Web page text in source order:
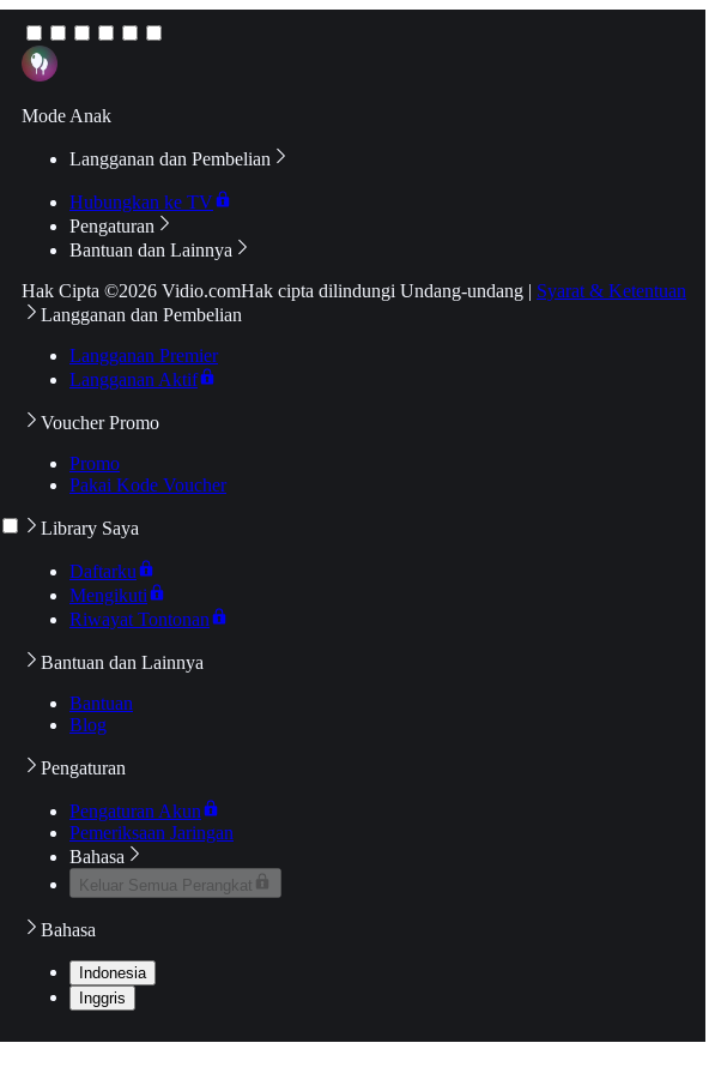
Mode Anak
Langganan dan Pembelian
Hubungkan ke TV
Pengaturan
Bantuan dan Lainnya
Hak Cipta ©2026 Vidio.comHak cipta dilindungi Undang-undang | Syarat & Ketentuan
Langganan dan Pembelian
Langganan Premier
Langganan Aktif
Voucher Promo
Promo
Pakai Kode Voucher
Library Saya
Daftarku
Mengikuti
Riwayat Tontonan
Bantuan dan Lainnya
Bantuan
Blog
Pengaturan
Pengaturan Akun
Pemeriksaan Jaringan
Bahasa
Keluar Semua Perangkat
Bahasa
Indonesia
Inggris